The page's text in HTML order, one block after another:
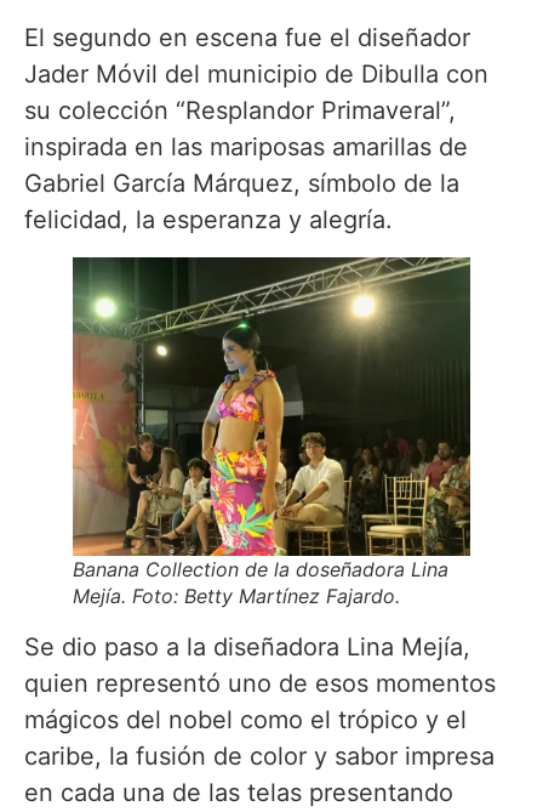
El segundo en escena fue el diseñador
Jader Móvil del municipio de Dibulla con
su colección “Resplandor Primaveral”,
inspirada en las mariposas amarillas de
Gabriel García Márquez, símbolo de la
felicidad, la esperanza y alegría.
Banana Collection de la doseñadora Lina
Mejía. Foto: Betty Martínez Fajardo.
Se dio paso a la diseñadora Lina Mejía,
quien representó uno de esos momentos
mágicos del nobel como el trópico y el
caribe, la fusión de color y sabor impresa
en cada una de las telas presentando